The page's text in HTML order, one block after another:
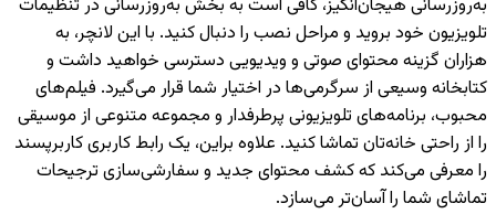
به‌روزرسانی هیجان‌انگیز، کافی است به بخش به‌روزرسانی در تنظیمات
تلویزیون خود بروید و مراحل نصب را دنبال کنید. با این لانچر، به
هزاران گزینه محتوای صوتی و ویدیویی دسترسی خواهید داشت و
کتابخانه وسیعی از سرگرمی‌ها در اختیار شما قرار می‌گیرد. فیلم‌های
محبوب، برنامه‌های تلویزیونی پرطرفدار و مجموعه متنوعی از موسیقی
را از راحتی خانه‌تان تماشا کنید. علاوه براین، یک رابط کاربری کاربرپسند
را معرفی می‌کند که کشف محتوای جدید و سفارشی‌سازی ترجیحات
تماشای شما را آسان‌تر می‌سازد.